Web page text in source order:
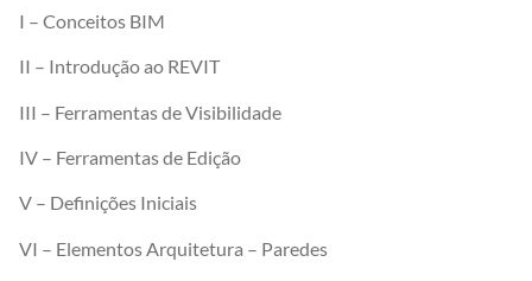
I – Conceitos BIM
II – Introdução ao REVIT
III – Ferramentas de Visibilidade
IV – Ferramentas de Edição
V – Definições Iniciais
VI – Elementos Arquitetura – Paredes